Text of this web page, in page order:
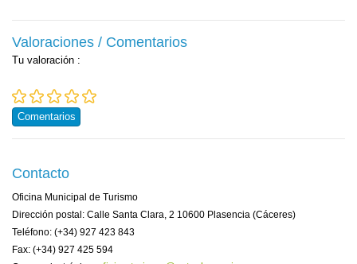
Valoraciones / Comentarios
Tu valoración :
Comentarios
Contacto
Oficina Municipal de Turismo
Dirección postal: Calle Santa Clara, 2 10600 Plasencia (Cáceres)
Teléfono: (+34) 927 423 843
Fax: (+34) 927 425 594